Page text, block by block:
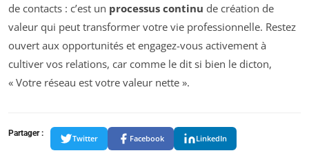
de contacts : c’est un processus continu de création de
valeur qui peut transformer votre vie professionnelle. Restez
ouvert aux opportunités et engagez-vous activement à
cultiver vos relations, car comme le dit si bien le dicton,
« Votre réseau est votre valeur nette ».
Partager :
Twitter Facebook LinkedIn